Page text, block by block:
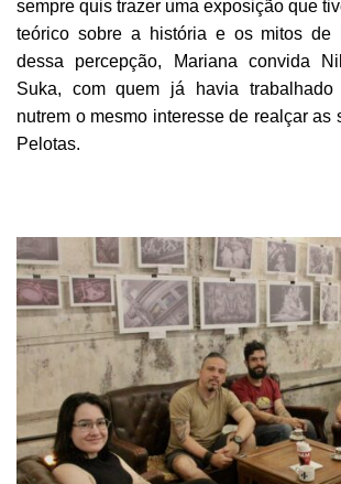
sempre quis trazer uma exposição que
teórico sobre a história e os mitos de
dessa percepção, Mariana convida
Suka, com quem já havia trabalhado
nutrem o mesmo interesse de realçar as
Pelotas.